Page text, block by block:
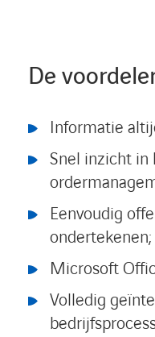
De
Informatie
Snel inzicht in
Eenvoudig
ondertekenen;
Microsoft
Volledig